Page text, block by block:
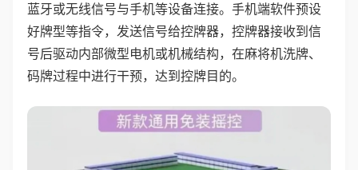
蓝牙或无线信号与手机等设备连接。手机端软件预设
好牌型等指令，发送信号给控牌器，控牌器接收到信
号后驱动内部微型电机或机械结构，在麻将机洗牌、
码牌过程中进行干预，达到控牌目的。